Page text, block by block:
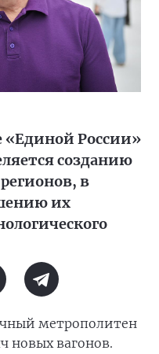
«Единой России»
созданию
в
их
метрополитен
новых вагонов.